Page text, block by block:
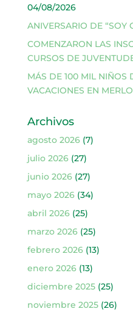
04/08/2026
ANIVERSARIO DE “SOY
COMENZARON LAS
CURSOS DE
MÁS DE 100 MIL NIÑOS
VACACIONES EN MERLO
Archivos
agosto 2026(7)
julio 2026(27)
junio 2026(27)
mayo 2026(34)
abril 2026(25)
marzo 2026(25)
febrero 2026(13)
enero 2026(13)
diciembre 2025(25)
noviembre 2025(26)